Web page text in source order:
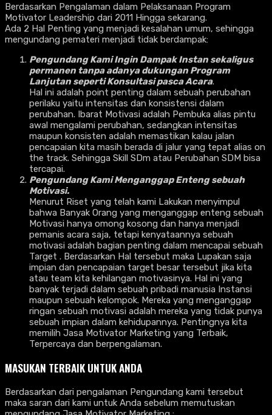
Berdasarkan Pengalaman dalam Pelaksanaan Program
Motivator Leadership dari 2011 Hingga sekarang.
Ada 2 Hal Penting yang menjadi kesalahan umum, sehingga
mengundang pemateri menjadi tidak berdampak:
Pengundang Kami Ingin Dampak Instan sekaligus
permanen tanpa adanya dukungan Program
Lanjutan seperti Konsultasi pasca Acara.
Hal ini adalah point penting dalam sebuah perubahan
perilaku yaitu intensitas dan konsistensi dalam
perubahan. Ibarat Motivasi adalah Pembuka alias pintu
awal mengalami perubahan, sedangkan intensitas
maupun konsisten adalah memastikan kalau jalan
pencapaian kita masih berada di jalur yang tepat alias on
the track. Sehingga Skill SDm atau Perubahan SDM bisa
tercapai.
Pengundang Kami Menganggap Enteng sebuah
Motivasi.
Menurut Riset yang telah kami Lakukan menyimpul
bahwa Banyak Orang yang menganggap enteng sebuah
Motivasi hanya omong kosong dan hanya menjadi
pemanis acara saja, tetapi kenyataannya sebuah
motivasi adalah bagian penting dalam mencapai sebuah
Target . Berdasarkan Hal tersebut maka Lupakan saja
impian dan pencapaian target besar tersebut jika kita
atau team kita kehilangan motivasinya. Hal ini yang
banyak terjadi dalam sebuah pribadi manusia Instansi
maupun sebuah kelompok. Mereka yang menganggap
ringan sebuah motivasi adalah mereka yang tidak punya
sebuah impian dalam kehidupannya. Pentingnya kita
memilih Jasa Motivator Marketing yang Terbaik,
Terpercaya dan berpengalaman.
MASUKAN TERBAIK UNTUK ANDA
Berdasarkan dari pengalaman Pengundang kami tersebut
maka saran dari kami untuk Anda sebelum memutuskan